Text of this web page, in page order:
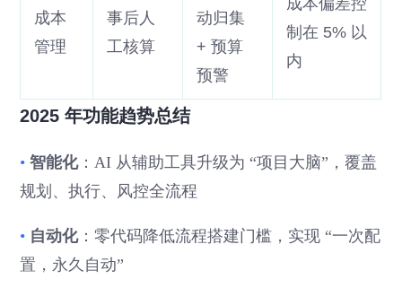
成本
管理
事后人
工核算
动归集
+ 预算
预警
成本偏差控
制在 5% 以
内
2025 年功能趋势总结
•智能化：AI 从辅助工具升级为 “项目大脑”，覆盖
规划、执行、风控全流程
• 自动化：零代码降低流程搭建门槛，实现 “一次配
置，永久自动”